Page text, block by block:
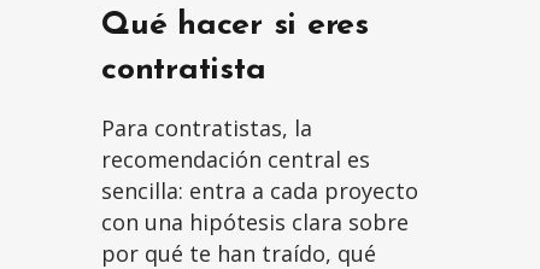
Qué hacer si eres
contratista
Para contratistas, la
recomendación central es
sencilla: entra a cada proyecto
con una hipótesis clara sobre
por qué te han traído, qué